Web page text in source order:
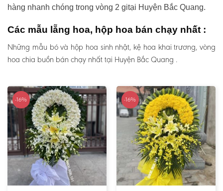
hàng nhanh chóng trong vòng 2 gitại Huyện Bắc Quang.
Các mẫu lẵng hoa, hộp hoa bán chạy nhất :
Những mẫu bó và hộp hoa sinh nhật, kệ hoa khai trương, vòng
hoa chia buồn bán chạy nhất tại Huyện Bắc Quang .
-16% -16%